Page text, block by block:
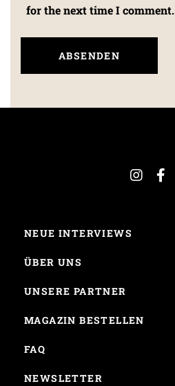
for the next time I comment.
NEUE INTERVIEWS
ÜBER UNS
UNSERE PARTNER
MAGAZIN BESTELLEN
FAQ
NEWSLETTER